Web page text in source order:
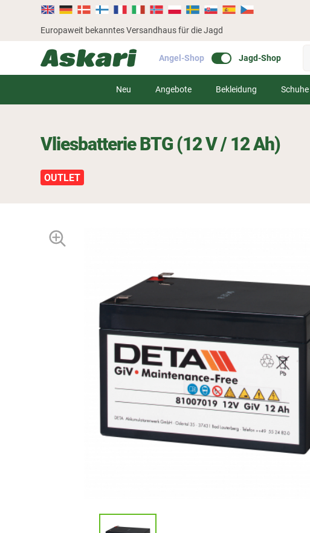
Europaweit bekanntes Versandhaus für die Jagd
Angel-Shop Jagd-Shop
Neu Angebote Bekleidung Schuhe
Vliesbatterie BTG (12 V / 12 Ah)
OUTLET